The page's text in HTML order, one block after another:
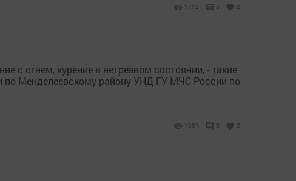
1713 0 0
с огнем, курение в нетрезвом состоянии, - такие
по Менделеевскому району УНД ГУ МЧС России по
1661 0 0